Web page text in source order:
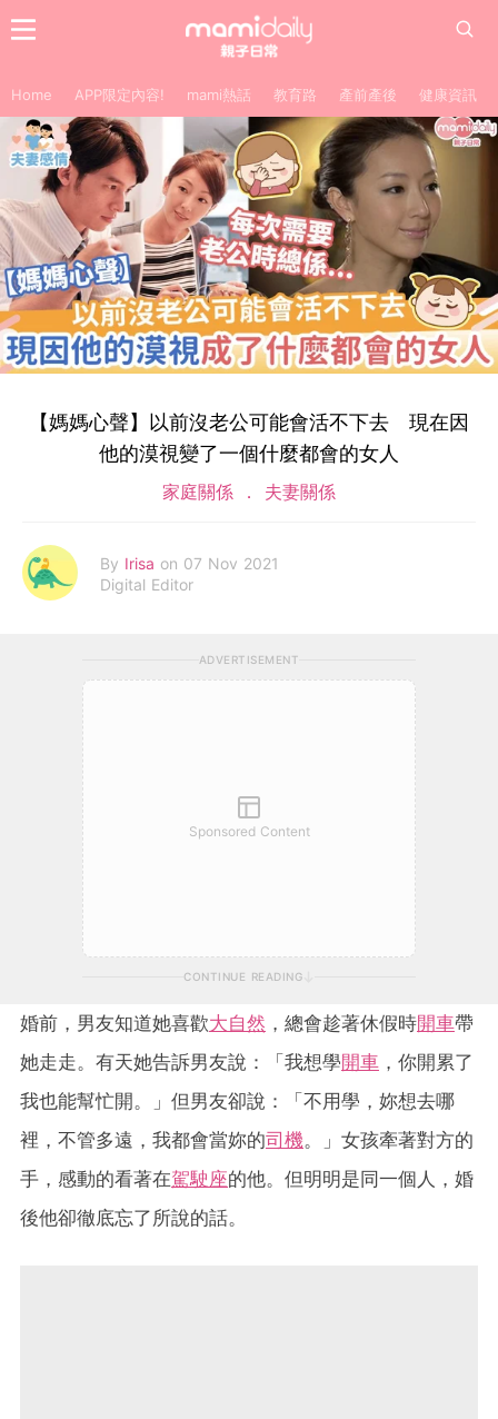
Home APP限定內容! mami熱話 教育路 產前產後 健康資訊
【媽媽心聲】以前沒老公可能會活不下去 現在因
他的漠視變了一個什麼都會的女人
家庭關係 夫妻關係
By Irisa on 07 Nov 2021
Digital Editor
ADVERTISEMENT
Sponsored Content
CONTINUE READING
婚前，男友知道她喜歡大自然 ，總會趁著休假時開車帶
她走走。有天她告訴男友說：「我想學開車 ，你開累了
我也能幫忙開。」但男友卻說：「不用學，妳想去哪
裡，不管多遠，我都會當妳的司機。」女孩牽著對方的
手，感動的看著在駕駛座的他。但明明是同一個人，婚
後他卻徹底忘了所說的話。